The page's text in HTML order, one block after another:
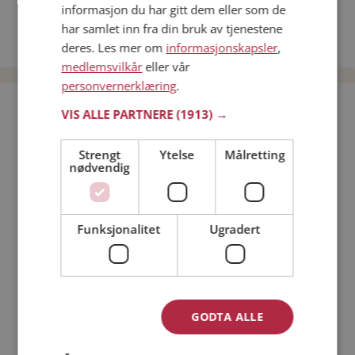
Date menn i Norge
Date kvinner i Norge
Bli medlem gratis!
Jeg er en: Mann Kvinne
Min alder:
informasjon du har gitt dem eller som de
har samlet inn fra din bruk av tjenestene
deres. Les mer om informasjonskapsler,
medlemsvilkåreller vår
personvernerklæring.
VIS ALLE PARTNERE(1913) →
Strengt
nødvendig
Ytelse Målretting
Funksjonalitet Ugradert
GODTA ALLE